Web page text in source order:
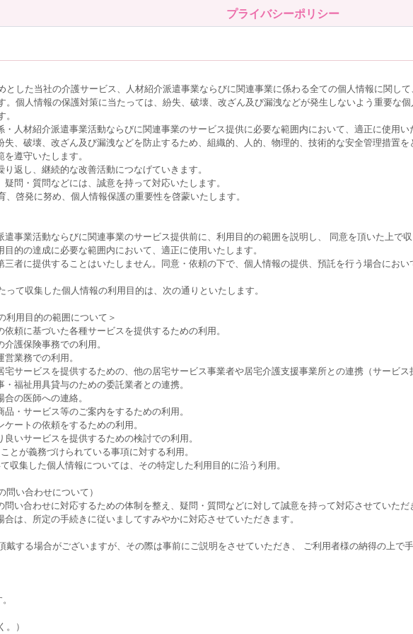
プライバシーポリシー
した当社の介護サービス、人材紹介派遣事業ならびに関連事業に係わる全ての個人情報に関し
個人情報の保護対策に当たっては、紛失、破壊、改ざん及び漏洩などが発生しないよう重要な
人材紹介派遣事業活動ならびに関連事業のサービス提供に必要な範囲内において、適正に使用い
、破壊、改ざん及び漏洩などを防止するため、組織的、人的、物理的、技術的な安全管理措置を
遵守いたします。
返し、継続的な改善活動につなげていきます。
問・質問などには、誠意を持って対応いたします。
啓発に努め、個人情報保護の重要性を啓蒙いたします。
事業活動ならびに関連事業のサービス提供前に、利用目的の範囲を説明し、 同意を頂いた上で収
的の達成に必要な範囲内において、適正に使用いたします。
者に提供することはいたしません。同意・依頼の下で、個人情報の提供、預託を行う場合にお
て収集した個人情報の利用目的は、次の通りといたします。
利用目的の範囲について＞
頼に基づいた各種サービスを提供するための利用。
護保険事務での利用。
業務での利用。
サービスを提供するための、他の居宅サービス事業者や居宅介護支援事業所との連携（サービス
福祉用具貸与のための委託業者との連携。
の医師への連絡。
・サービス等のご案内をするための利用。
ートの依頼をするための利用。
いサービスを提供するための検討での利用。
とが義務づけられている事項に対する利用。
収集した個人情報については、その特定した利用目的に沿う利用。
問い合わせについて）
い合わせに対応するための体制を整え、疑問・質問などに対して誠意を持って対応させていただ
は、所定の手続きに従いましてすみやかに対応させていただきます。
する場合がございますが、その際は事前にご説明をさせていただき、 ご利用者様の納得の上で
）